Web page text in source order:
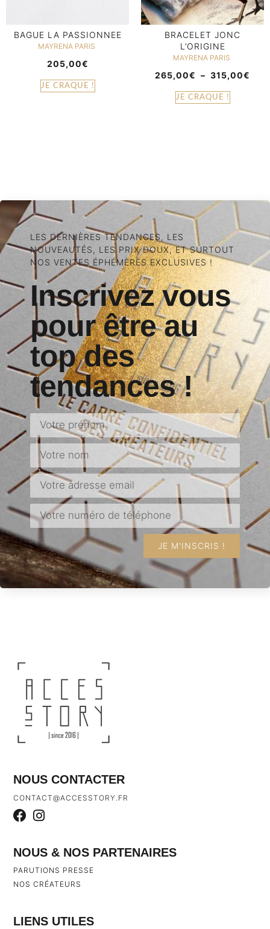
BAGUE LA PASSIONNEE
MAYRENA PARIS
205,00€
JE CRAQUE !
BRACELET JONC
L’ORIGINE
MAYRENA PARIS
265,00€ – 315,00€
JE CRAQUE !
LES DERNIÈRES TENDANCES, LES
NOUVEAUTÉS, LES PRIX DOUX, ET SURTOUT
NOS VENTES ÉPHÉMÈRES EXCLUSIVES !
Inscrivez vous
pour être au
top des
tendances !
JE M'INSCRIS !
NOUS CONTACTER
CONTACT@ACCESSTORY.FR
NOUS & NOS PARTENAIRES
PARUTIONS PRESSE
NOS CRÉATEURS
LIENS UTILES